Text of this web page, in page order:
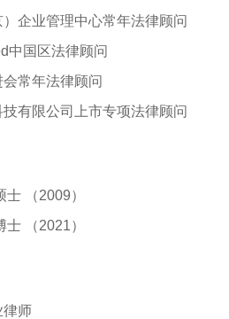
企业管理中心常年法律顾问
中国区法律顾问
常年法律顾问
有限公司上市专项法律顾问
（2009）
（2021）
律师